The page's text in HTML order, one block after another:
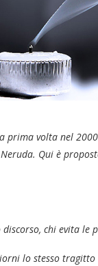
prima volta nel
Qui è
chi evita le
lo stesso tragitto